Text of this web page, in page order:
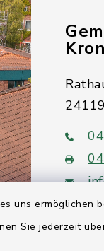
uns
Sie jederzeit